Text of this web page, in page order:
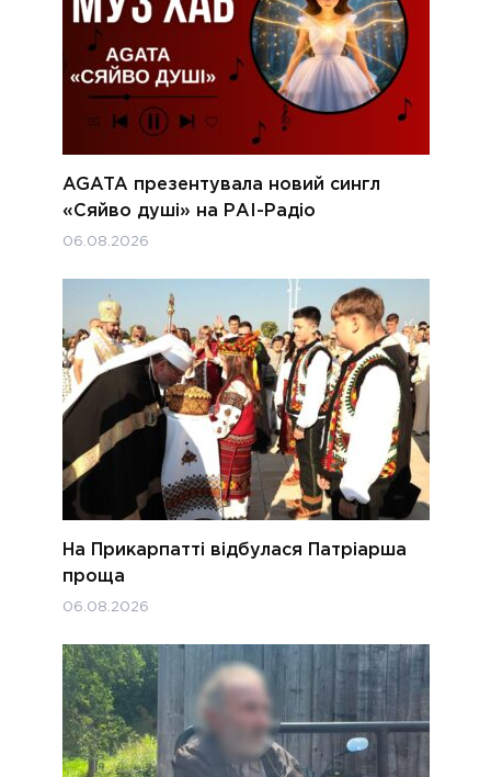
AGATA презентувала новий сингл
«Сяйво душі» на РАІ-Радіо
06.08.2026
На Прикарпатті відбулася Патріарша
проща
06.08.2026